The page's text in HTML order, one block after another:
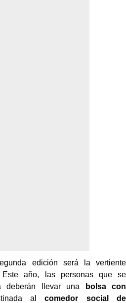
edición será la vertiente
Este año, las personas que se
deberán llevar una
bolsa con
alcomedor social de